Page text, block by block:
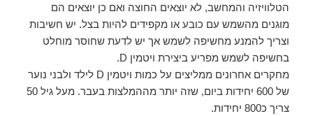
הטלוויזיה והמחשב, לא יוצאים החוצה ואם כן יוצאים הם
מוגנים מהשמש עם כובע או מקפידים להיות בצל. יש חשיבות
וצריך להמנע מחשיפה לשמש אך יש לדעת שחוסר מוחלט
בחשיפה לשמש מפריע ביצירת ויטמין D.
מחקרים אחרונים ממליצים על כמות ויטמין D לילד ולבני נוער
של 600 יחידות ביום, שזה יותר מההמלצות בעבר. מעל גיל 50
צריך כ800 יחידות.